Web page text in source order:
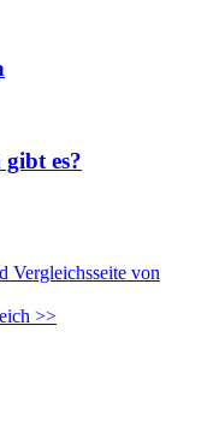
es?
>>